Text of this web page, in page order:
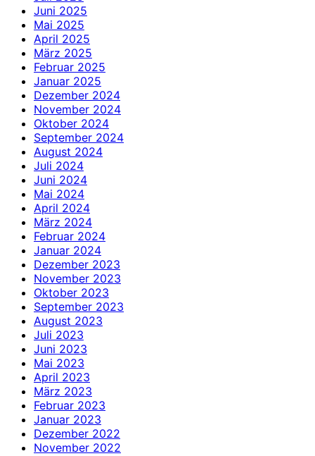
Juni 2025
Mai 2025
April 2025
März 2025
Februar 2025
Januar 2025
Dezember 2024
November 2024
Oktober 2024
September 2024
August 2024
Juli 2024
Juni 2024
Mai 2024
April 2024
März 2024
Februar 2024
Januar 2024
Dezember 2023
November 2023
Oktober 2023
September 2023
August 2023
Juli 2023
Juni 2023
Mai 2023
April 2023
März 2023
Februar 2023
Januar 2023
Dezember 2022
November 2022